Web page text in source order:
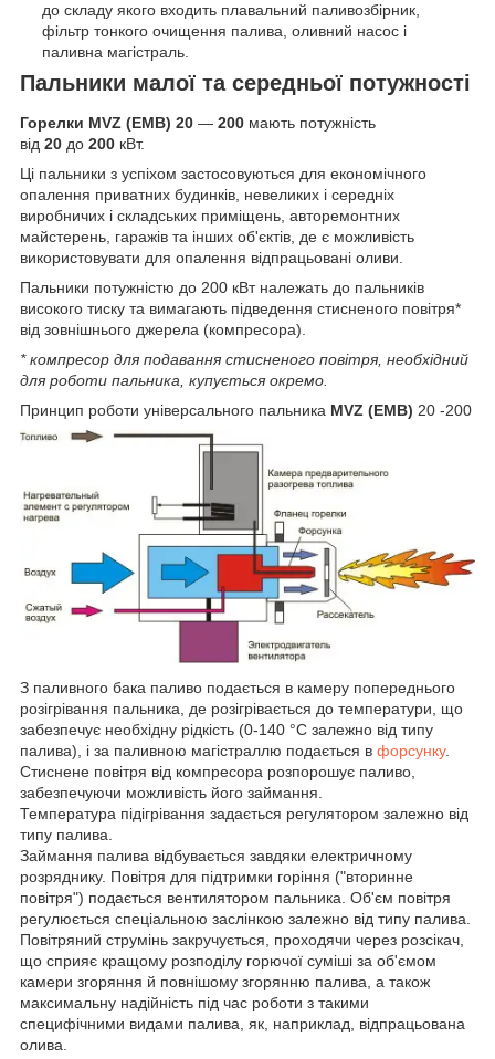
до складу якого входить плавальний паливозбірник,
фільтр тонкого очищення палива, оливний насос і
паливна магістраль.
Пальники малої та середньої потужності
Горелки MVZ (EMB) 20 ― 200 мають потужність
від 20 до 200 кВт.
Ці пальники з успіхом застосовуються для економічного
опалення приватних будинків, невеликих і середніх
виробничих і складських приміщень, авторемонтних
майстерень, гаражів та інших об'єктів, де є можливість
використовувати для опалення відпрацьовані оливи.
Пальники потужністю до 200 кВт належать до пальників
високого тиску та вимагають підведення стисненого повітря*
від зовнішнього джерела (компресора).
*компресор для подавання стисненого повітря, необхідний
для роботи пальника, купується окремо.
Принцип роботи універсального пальника MVZ (EMB) 20 -200
З паливного бака паливо подається в камеру попереднього
розігрівання пальника, де розігрівається до температури, що
забезпечує необхідну рідкість (0-140 °C залежно від типу
палива), і за паливною магістраллю подається в форсунку.
Стиснене повітря від компресора розпорошує паливо,
забезпечуючи можливість його займання.
Температура підігрівання задається регулятором залежно від
типу палива.
Займання палива відбувається завдяки електричному
розряднику. Повітря для підтримки горіння ("вторинне
повітря") подається вентилятором пальника. Об'єм повітря
регулюється спеціальною заслінкою залежно від типу палива.
Повітряний струмінь закручується, проходячи через розсікач,
що сприяє кращому розподілу горючої суміші за об'ємом
камери згоряння й повнішому згорянню палива, а також
максимальну надійність під час роботи з такими
специфічними видами палива, як, наприклад, відпрацьована
олива.